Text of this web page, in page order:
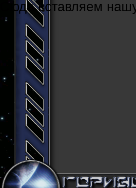
Cюда вставляем